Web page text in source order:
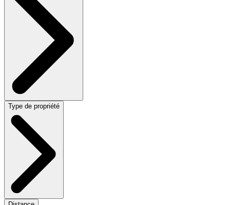
Type de propriété